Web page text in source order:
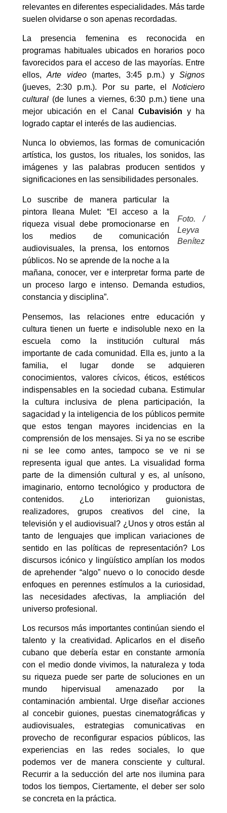
relevantes en diferentes especialidades. Más tarde
suelen olvidarse o son apenas recordadas.
La presencia femenina es reconocida en
programas habituales ubicados en horarios poco
favorecidos para el acceso de las mayorías. Entre
ellos,Arte video(martes, 3:45 p.m.) ySignos
(jueves, 2:30 p.m.). Por su parte, el Noticiero
cultural (de lunes a viernes, 6:30 p.m.) tiene una
mejor ubicación en el Canal Cubavisión y ha
logrado captar el interés de las audiencias.
Nunca lo obviemos, las formas de comunicación
artística, los gustos, los rituales, los sonidos, las
imágenes y las palabras producen sentidos y
significaciones en las sensibilidades personales.
Foto. /
Leyva
Benítez
Lo suscribe de manera particular la
pintora Ileana Mulet: “El acceso a la
riqueza visual debe promocionarse en
los medios de comunicación
audiovisuales, la prensa, los entornos
públicos. No se aprende de la noche a la
mañana, conocer, ver e interpretar forma parte de
un proceso largo e intenso. Demanda estudios,
constancia y disciplina”.
Pensemos, las relaciones entre educación y
cultura tienen un fuerte e indisoluble nexo en la
escuela como la institución cultural más
importante de cada comunidad. Ella es, junto a la
familia, el lugar donde se adquieren
conocimientos, valores cívicos, éticos, estéticos
indispensables en la sociedad cubana. Estimular
la cultura inclusiva de plena participación, la
sagacidad y la inteligencia de los públicos permite
que estos tengan mayores incidencias en la
comprensión de los mensajes. Si ya no se escribe
ni se lee como antes, tampoco se ve ni se
representa igual que antes. La visualidad forma
parte de la dimensión cultural y es, al unísono,
imaginario, entorno tecnológico y productora de
contenidos. ¿Lo interiorizan guionistas,
realizadores, grupos creativos del cine, la
televisión y el audiovisual? ¿Unos y otros están al
tanto de lenguajes que implican variaciones de
sentido en las políticas de representación? Los
discursos icónico y lingüístico amplían los modos
de aprehender “algo” nuevo o lo conocido desde
enfoques en perennes estímulos a la curiosidad,
las necesidades afectivas, la ampliación del
universo profesional.
Los recursos más importantes continúan siendo el
talento y la creatividad. Aplicarlos en el diseño
cubano que debería estar en constante armonía
con el medio donde vivimos, la naturaleza y toda
su riqueza puede ser parte de soluciones en un
mundo hipervisual amenazado por la
contaminación ambiental. Urge diseñar acciones
al concebir guiones, puestas cinematográficas y
audiovisuales, estrategias comunicativas en
provecho de reconfigurar espacios públicos, las
experiencias en las redes sociales, lo que
podemos ver de manera consciente y cultural.
Recurrir a la seducción del arte nos ilumina para
todos los tiempos, Ciertamente, el deber ser solo
se concreta en la práctica.